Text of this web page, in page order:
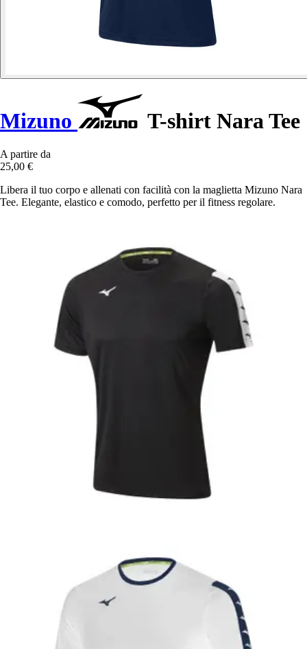
Mizuno T-shirt Nara Tee
A partire da
25,00 €
Libera il tuo corpo e allenati con facilità con la maglietta Mizuno Nara
Tee. Elegante, elastico e comodo, perfetto per il fitness regolare.